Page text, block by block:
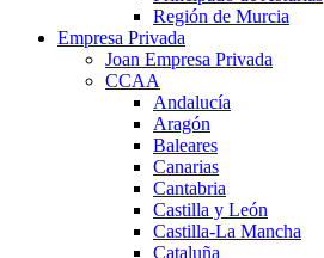
Región de Murcia
Empresa Privada
Joan Empresa Privada
CCAA
Andalucía
Aragón
Baleares
Canarias
Cantabria
Castilla y León
Castilla-La Mancha
Cataluña